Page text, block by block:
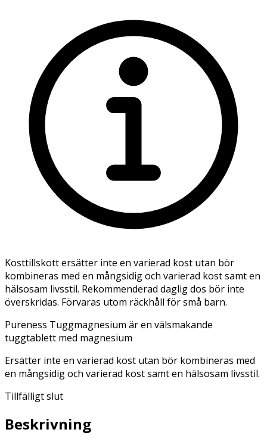
Kosttillskott ersätter inte en varierad kost utan bör
kombineras med en mångsidig och varierad kost samt en
hälsosam livsstil. Rekommenderad daglig dos bör inte
överskridas. Förvaras utom räckhåll för små barn.
Pureness Tuggmagnesium är en välsmakande
tuggtablett med magnesium
Ersätter inte en varierad kost utan bör kombineras med
en mångsidig och varierad kost samt en hälsosam livsstil.
Tillfälligt slut
Beskrivning